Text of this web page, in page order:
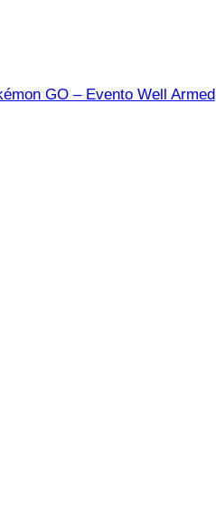
GO – Evento Well Armed